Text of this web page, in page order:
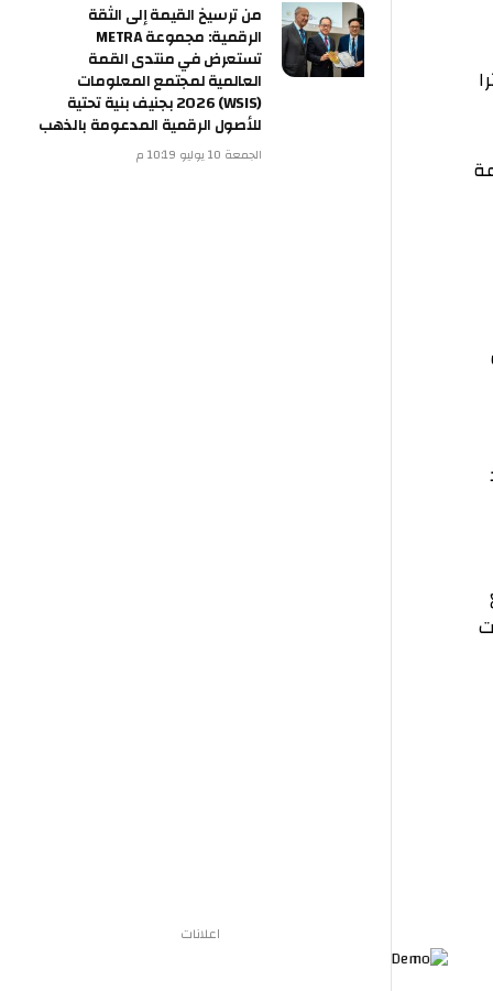
من ترسيخ القيمة إلى الثقة
الرقمية: مجموعة METRA
تستعرض في منتدى القمة
العالمية لمجتمع المعلومات
(WSIS) 2026 بجنيف بنية تحتية
للأصول الرقمية المدعومة بالذهب